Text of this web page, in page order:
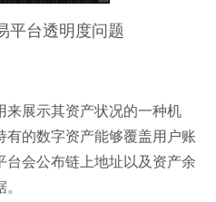
平台透明度问题
来展示其资产状况的一种机
的数字资产能够覆盖用户账
台会公布链上地址以及资产余